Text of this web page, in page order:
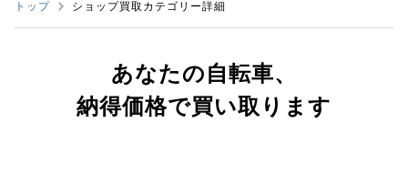
トップ ショップ買取カテゴリー詳細
あなたの自転車、
納得価格で買い取ります